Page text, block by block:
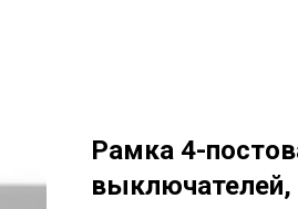
Рамка 4-
выключателей,